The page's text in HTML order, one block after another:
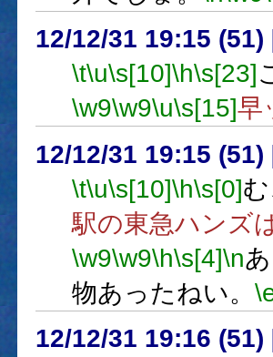
12/12/31 19:15 (51)
\t\u\s[10]\h\s[23]
\w9\w9\u\s[15]早
12/12/31 19:15 (51)
\t\u\s[10]\h\s[0]
駅の東急ハンズ
\w9\w9\h\s[4]\n
物あったねい。
12/12/31 19:16 (51)